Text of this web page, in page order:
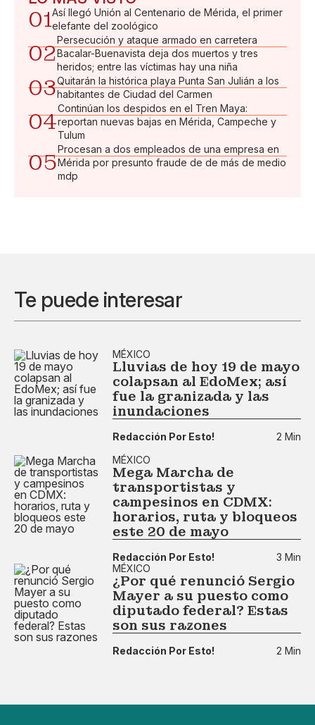
01Así llegó Unión al Centenario de Mérida, el primer
elefante del zoológico
02
Persecución y ataque armado en carretera
Bacalar-Buenavista deja dos muertos y tres
heridos; entre las víctimas hay una niña
03Quitarán la histórica playa Punta San Julián a los
habitantes de Ciudad del Carmen
04
Continúan los despidos en el Tren Maya:
reportan nuevas bajas en Mérida, Campeche y
Tulum
05
Procesan a dos empleados de una empresa en
Mérida por presunto fraude de de más de medio
mdp
Te puede interesar
MÉXICO
Lluvias de hoy 19 de mayo
colapsan al EdoMex; así
fue la granizada y las
inundaciones
Redacción Por Esto!
2 Min
MÉXICO
Mega Marcha de
transportistas y
campesinos en CDMX:
horarios, ruta y bloqueos
este 20 de mayo
Redacción Por Esto!
3 Min
MÉXICO
¿Por qué renunció Sergio
Mayer a su puesto como
diputado federal? Estas
son sus razones
Redacción Por Esto! 2 Min